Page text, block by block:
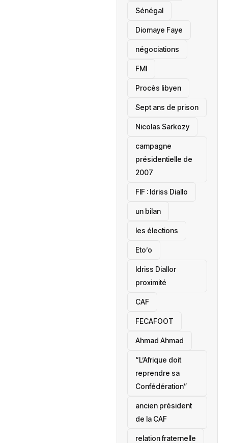
Sénégal
Diomaye Faye
négociations
FMI
Procès libyen
Sept ans de prison
Nicolas Sarkozy
campagne
présidentielle de
2007
‎FIF : Idriss Diallo
un bilan
les élections
Eto’o
Idriss Diallor
proximité
CAF
FECAFOOT
‎Ahmad Ahmad
“L’Afrique doit
reprendre sa
Confédération”
ancien président
de la CAF
relation fraternelle